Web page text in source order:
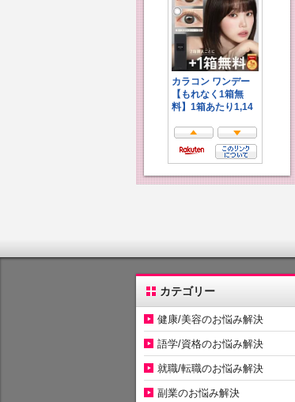
カテゴリー
健康/美容のお悩み解決
語学/資格のお悩み解決
就職/転職のお悩み解決
副業のお悩み解決